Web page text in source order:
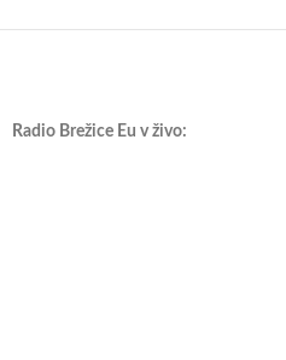
Radio Brežice Eu v živo: